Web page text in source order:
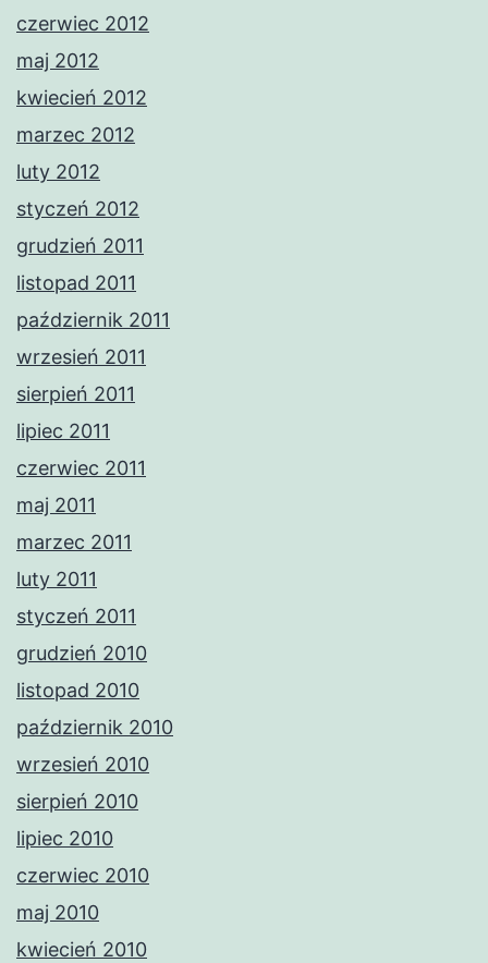
czerwiec 2012
maj 2012
kwiecień 2012
marzec 2012
luty 2012
styczeń 2012
grudzień 2011
listopad 2011
październik 2011
wrzesień 2011
sierpień 2011
lipiec 2011
czerwiec 2011
maj 2011
marzec 2011
luty 2011
styczeń 2011
grudzień 2010
listopad 2010
październik 2010
wrzesień 2010
sierpień 2010
lipiec 2010
czerwiec 2010
maj 2010
kwiecień 2010